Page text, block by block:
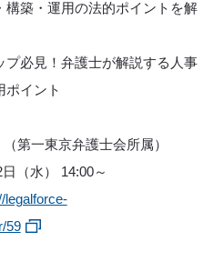
築・運用の法的ポイントを解
プ必見！弁護士が解説する人事
ポイント
第一東京弁護士会所属）
（水） 14:00～
legalforce-
59